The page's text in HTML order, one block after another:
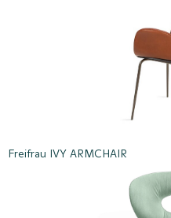
Freifrau IVY ARMCHAIR